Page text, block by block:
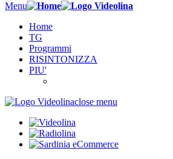
Menu
Home
TG
Programmi
RISINTONIZZA
PIU'
close menu